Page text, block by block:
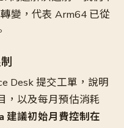
變，代表 Arm64 已從
Desk 提交工單，說明
，以及每月預估消耗
建議初始月費控制在